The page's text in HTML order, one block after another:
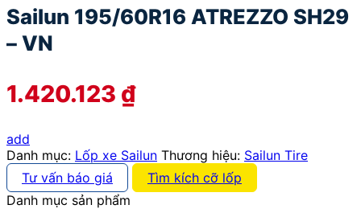
Sailun 195/60R16 ATREZZO SH29
– VN
1.420.123 ₫
add
Danh mục: Lốp xe Sailun Thương hiệu: Sailun Tire
Tư vấn báo giá
Tìm kích cỡ lốp
Danh mục sản phẩm